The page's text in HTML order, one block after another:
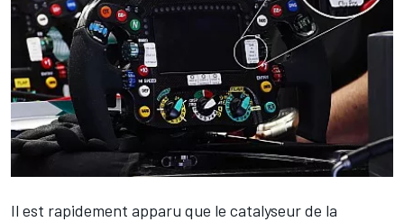
Il est rapidement apparu que le catalyseur de la